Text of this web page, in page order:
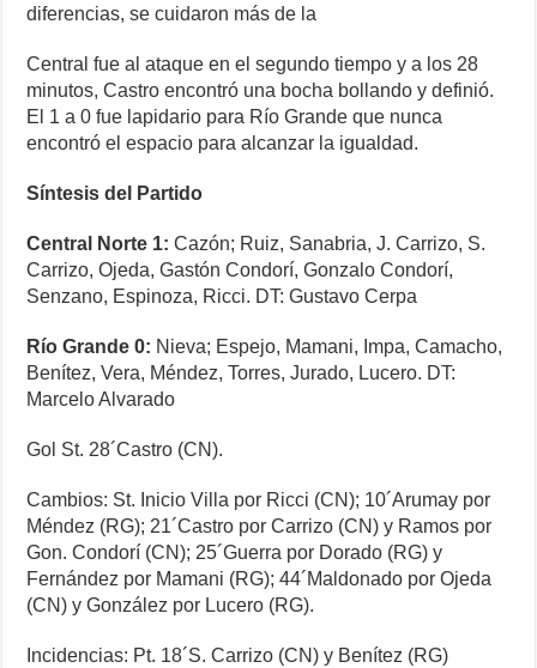
diferencias, se cuidaron más de la
Central fue al ataque en el segundo tiempo y a los 28
minutos, Castro encontró una bocha bollando y definió.
El 1 a 0 fue lapidario para Río Grande que nunca
encontró el espacio para alcanzar la igualdad.
Síntesis del Partido
Central Norte 1: Cazón; Ruiz, Sanabria, J. Carrizo, S.
Carrizo, Ojeda, Gastón Condorí, Gonzalo Condorí,
Senzano, Espinoza, Ricci. DT: Gustavo Cerpa
Río Grande 0: Nieva; Espejo, Mamani, Impa, Camacho,
Benítez, Vera, Méndez, Torres, Jurado, Lucero. DT:
Marcelo Alvarado
Gol St. 28´Castro (CN).
Cambios: St. Inicio Villa por Ricci (CN); 10´Arumay por
Méndez (RG); 21´Castro por Carrizo (CN) y Ramos por
Gon. Condorí (CN); 25´Guerra por Dorado (RG) y
Fernández por Mamani (RG); 44´Maldonado por Ojeda
(CN) y González por Lucero (RG).
Incidencias: Pt. 18´S. Carrizo (CN) y Benítez (RG)